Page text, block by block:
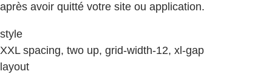
après avoir quitté votre site ou application.
style
XXL spacing, two up, grid-width-12, xl-gap
layout